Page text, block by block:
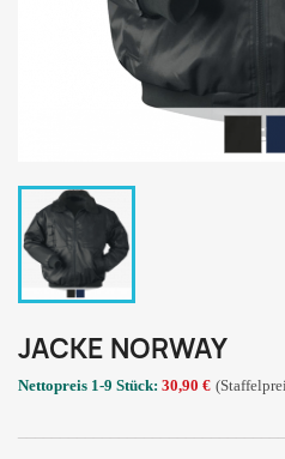
JACKE NORWAY
Nettopreis 1-9 Stück: 30,90 €